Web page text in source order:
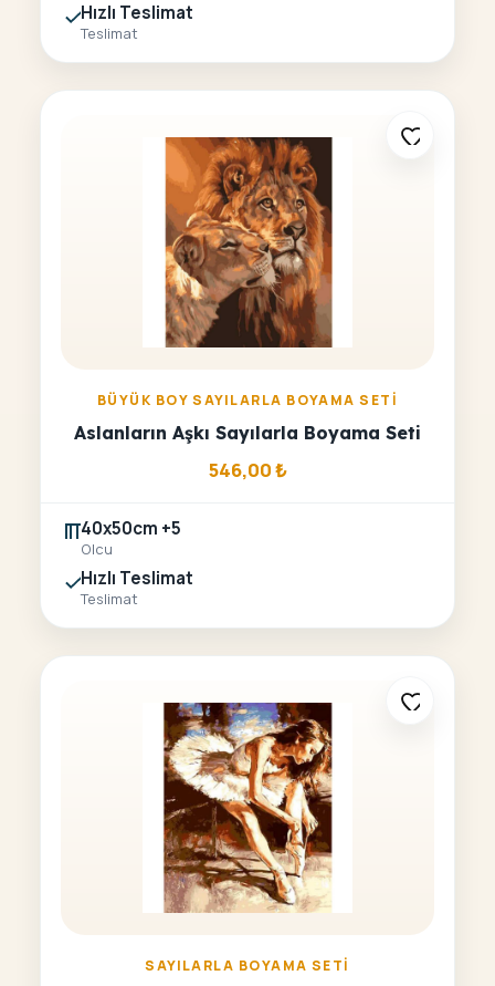
Hızlı Teslimat
Teslimat
BÜYÜK BOY SAYILARLA BOYAMA SETI
Aslanların Aşkı Sayılarla Boyama Seti
546,00₺
40x50cm +5
Olcu
Hızlı Teslimat
Teslimat
SAYILARLA BOYAMA SETI